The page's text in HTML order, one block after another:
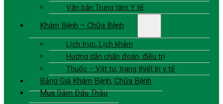
Văn bản Trung tâm Y tế
Khám Bệnh – Chữa Bệnh
Lịch trực, Lịch khám
Hướng dẫn chẩn đoán, điều trị
Thuốc – Vật tư, trang thiết bị y tế
Bảng Giá Khám Bệnh, Chữa Bệnh
Mua Sắm Đấu Thầu